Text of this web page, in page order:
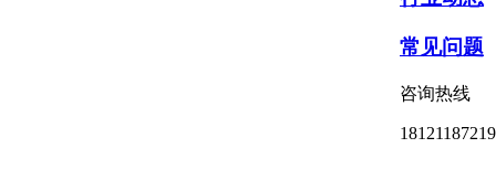
常见问题
咨询热线
18121187219